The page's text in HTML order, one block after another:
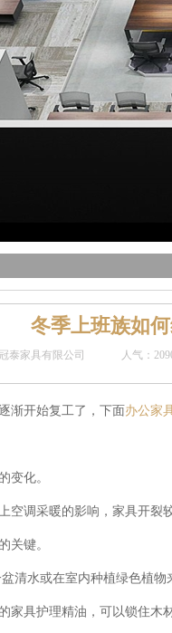
冬季上班族如
泰家具有限公司 人气：
渐开始复工了，下面办公家
变化。
空调采暖的影响，家具开裂
关键。
清水或在室内种植绿色植物
家具护理精油，可以锁住木